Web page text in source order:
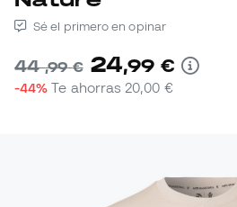
Sé el primero en opinar
44,99 € 24,99 €
-44% Te ahorras 20,00 €